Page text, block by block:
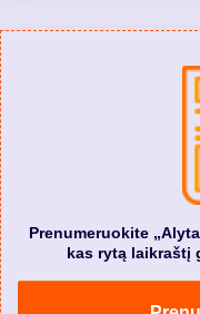
Prenumeruokite
kas rytą laikraštį